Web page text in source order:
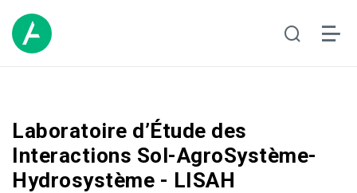
Laboratoire d’Étude des
Interactions Sol-AgroSystème-
Hydrosystème - LISAH